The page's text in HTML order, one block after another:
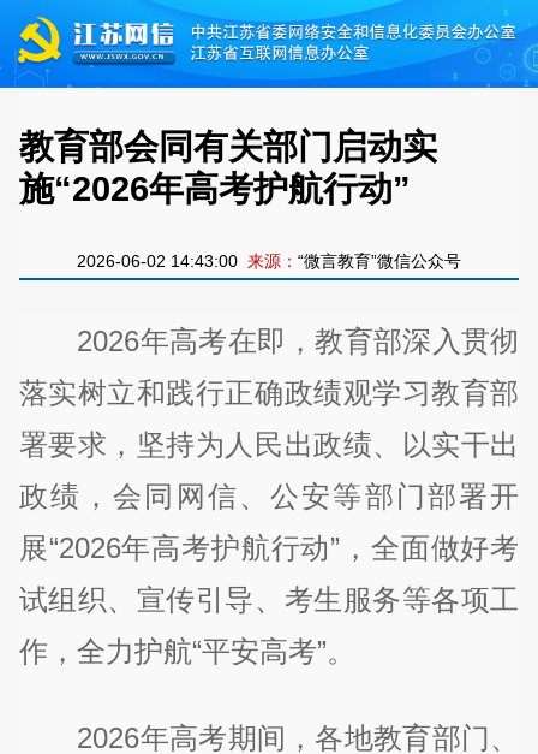
教育部会同有关部门启动实
施“2026年高考护航行动”
2026-06-02 14:43:00 来源： “微言教育”微信公众号
2026年高考在即，教育部深入贯彻
落实树立和践行正确政绩观学习教育部
署要求，坚持为人民出政绩、以实干出
政绩，会同网信、公安等部门部署开
展“2026年高考护航行动”，全面做好考
试组织、宣传引导、考生服务等各项工
作，全力护航“平安高考”。
2026年高考期间，各地教育部门、